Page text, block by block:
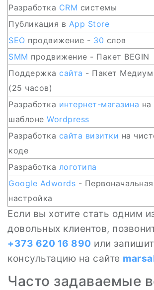
Разработка CRM системы
Публикация в App Store
SEO продвижение - 30 слов
SMM продвижение - Пакет BEGIN
Поддержка сайта - Пакет Медиум
(25 часов)
Разработка интернет-магазина на
шаблоне Wordpress
Разработка сайта визитки на
коде
Разработка логотипа
Google Adwords - Первоначальная
настройка
Если вы хотите стать одним
довольных клиентов,
+373 620 16 890 или
консультацию на сайте
Часто задаваемые